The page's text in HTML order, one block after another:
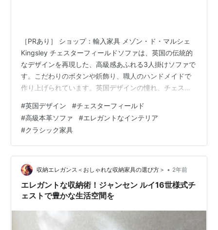
［PRあり］ ショップ：輸入家具 メゾン・ド・マルシェ
Kingsley チェスターフィールドソファは、英国の伝統的
なデザインを再現した、高級感あふれる3人掛けソファで
す。こだわりのボタンや鋲飾り、職人のハンドメイドで
作り上げられています。英国デザインの憧れ、チェスタ
様。極上の座り心地と美しいデザインで、ワンランク上
の空間を演出します。エトナクリームの色合いは、やわ
らかな雰囲気を醸し出し、部屋に温かみをもたらしま
す。 このソファは、使い込むことで革がやわらかく育
ち、色つやが味わい深くなります。また、チェスターフ
ィールドソファの特徴であるひじ掛け…
#英国デザイン #チェスターフィールド
#高級本革ソファ #エレガントなインテリア
#クラシック家具
収納エレガンス＜おしゃれな収納家具の選び方＞ • 2年前
エレガントな収納術！ジャンセン ルイ16世様式チ
ェストで豊かな生活空間を